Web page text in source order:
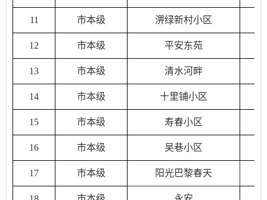
11 市本级 淠绿新村小区
12 市本级 平安东苑
13 市本级 清水河畔
14 市本级 十里铺小区
15 市本级 寿春小区
16 市本级 吴巷小区
17 市本级 阳光巴黎春天